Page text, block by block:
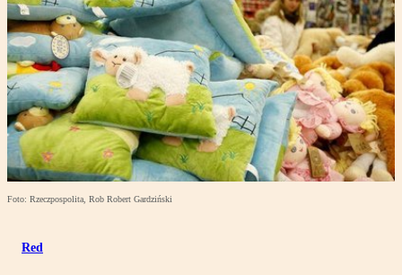
Foto: Rzeczpospolita, Rob Robert Gardziński
Red